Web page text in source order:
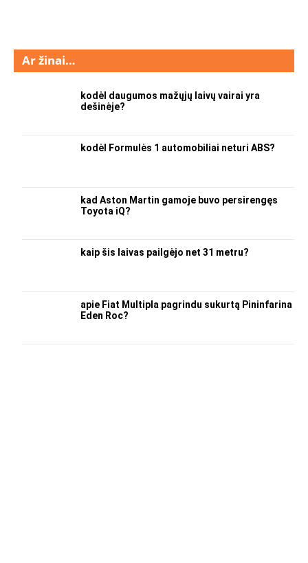
Ar žinai…
kodėl daugumos mažųjų laivų vairai yra
dešinėje?
kodėl Formulės 1 automobiliai neturi ABS?
kad Aston Martin gamoje buvo persirengęs
Toyota iQ?
kaip šis laivas pailgėjo net 31 metru?
apie Fiat Multipla pagrindu sukurtą Pininfarina
Eden Roc?